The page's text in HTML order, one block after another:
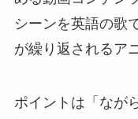
シーンを英語の歌
が繰り返されるア
ポイントは「なが